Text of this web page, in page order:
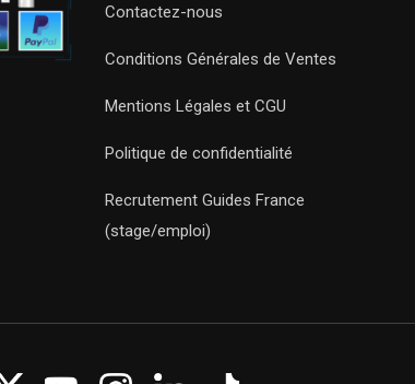
Contactez-nous
Conditions Générales de Ventes
Mentions Légales et CGU
Politique de confidentialité
Recrutement Guides France
(stage/emploi)